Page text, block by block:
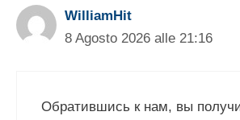
WilliamHit
8 Agosto 2026 alle 21:16
Обратившись к нам, вы